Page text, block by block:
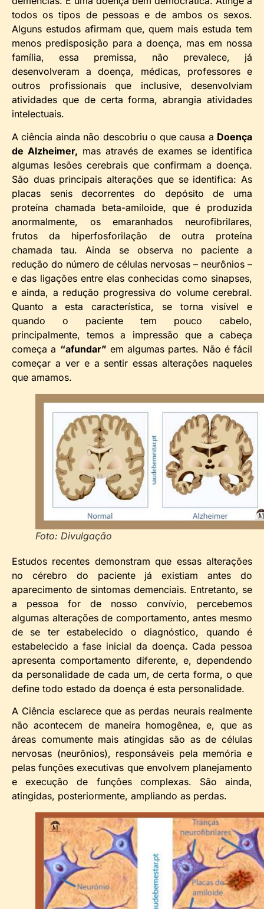
todos os tipos de pessoas e de ambos os sexos.
Alguns estudos afirmam que, quem mais estuda tem
menos predisposição para a doença, mas em nossa
família, essa premissa, não prevalece, já
desenvolveram a doença, médicas, professores e
outros profissionais que inclusive, desenvolviam
atividades que de certa forma, abrangia atividades
intelectuais.
A ciência ainda não descobriu o que causa a Doença
de Alzheimer, mas através de exames se identifica
algumas lesões cerebrais que confirmam a doença.
São duas principais alterações que se identifica: As
placas senis decorrentes do depósito de uma
proteína chamada beta-amiloide, que é produzida
anormalmente, os emaranhados neurofibrilares,
frutos da hiperfosforilação de outra proteína
chamada tau. Ainda se observa no paciente a
redução do número de células nervosas – neurônios –
e das ligações entre elas conhecidas como sinapses,
e ainda, a redução progressiva do volume cerebral.
Quanto a esta característica, se torna visível e
quando o paciente tem pouco cabelo,
principalmente, temos a impressão que a cabeça
começa a “afundar” em algumas partes. Não é fácil
começar a ver e a sentir essas alterações naqueles
que amamos.
Foto: Divulgação
Estudos recentes demonstram que essas alterações
no cérebro do paciente já existiam antes do
aparecimento de sintomas demenciais. Entretanto, se
a pessoa for de nosso convívio, percebemos
algumas alterações de comportamento, antes mesmo
de se ter estabelecido o diagnóstico, quando é
estabelecido a fase inicial da doença. Cada pessoa
apresenta comportamento diferente, e, dependendo
da personalidade de cada um, de certa forma, o que
define todo estado da doença é esta personalidade.
A Ciência esclarece que as perdas neurais realmente
não acontecem de maneira homogênea, e, que as
áreas comumente mais atingidas são as de células
nervosas (neurônios), responsáveis pela memória e
pelas funções executivas que envolvem planejamento
e execução de funções complexas. São ainda,
atingidas, posteriormente, ampliando as perdas.